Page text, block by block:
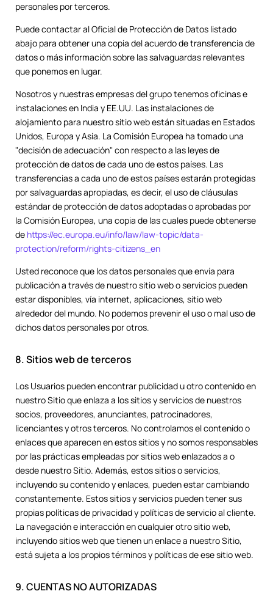
personales por terceros.
Puede contactar al Oficial de Protección de Datos listado
abajo para obtener una copia del acuerdo de transferencia de
datos o más información sobre las salvaguardas relevantes
que ponemos en lugar.
Nosotros y nuestras empresas del grupo tenemos oficinas e
instalaciones en India y EE.UU. Las instalaciones de
alojamiento para nuestro sitio web están situadas en Estados
Unidos, Europa y Asia. La Comisión Europea ha tomado una
"decisión de adecuación" con respecto a las leyes de
protección de datos de cada uno de estos países. Las
transferencias a cada uno de estos países estarán protegidas
por salvaguardas apropiadas, es decir, el uso de cláusulas
estándar de protección de datos adoptadas o aprobadas por
la Comisión Europea, una copia de las cuales puede obtenerse
de https://ec.europa.eu/info/law/law-topic/data-
protection/reform/rights-citizens_en
Usted reconoce que los datos personales que envía para
publicación a través de nuestro sitio web o servicios pueden
estar disponibles, vía internet, aplicaciones, sitio web
alrededor del mundo. No podemos prevenir el uso o mal uso de
dichos datos personales por otros.
8. Sitios web de terceros
Los Usuarios pueden encontrar publicidad u otro contenido en
nuestro Sitio que enlaza a los sitios y servicios de nuestros
socios, proveedores, anunciantes, patrocinadores,
licenciantes y otros terceros. No controlamos el contenido o
enlaces que aparecen en estos sitios y no somos responsables
por las prácticas empleadas por sitios web enlazados a o
desde nuestro Sitio. Además, estos sitios o servicios,
incluyendo su contenido y enlaces, pueden estar cambiando
constantemente. Estos sitios y servicios pueden tener sus
propias políticas de privacidad y políticas de servicio al cliente.
La navegación e interacción en cualquier otro sitio web,
incluyendo sitios web que tienen un enlace a nuestro Sitio,
está sujeta a los propios términos y políticas de ese sitio web.
9. CUENTAS NO AUTORIZADAS